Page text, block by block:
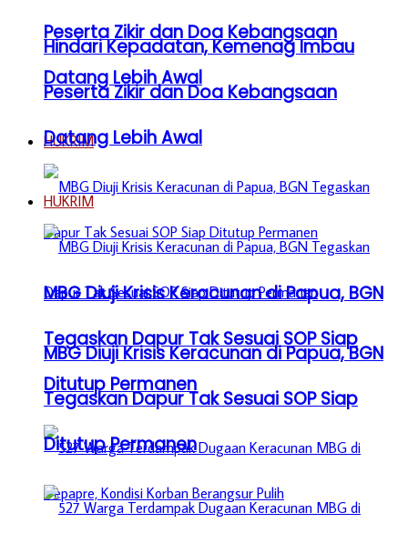
Peserta Zikir dan Doa Kebangsaan
Datang Lebih Awal
HUKRIM
MBG Diuji Krisis Keracunan di Papua, BGN
Tegaskan Dapur Tak Sesuai SOP Siap
Ditutup Permanen
Hindari Kepadatan, Kemenag Imbau
Peserta Zikir dan Doa Kebangsaan
Datang Lebih Awal
HUKRIM
MBG Diuji Krisis Keracunan di Papua, BGN
Tegaskan Dapur Tak Sesuai SOP Siap
Ditutup Permanen